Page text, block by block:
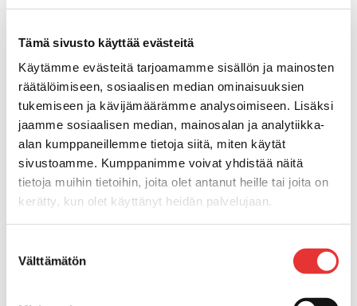
Tämä sivusto käyttää evästeitä
Käytämme evästeitä tarjoamamme sisällön ja mainosten
räätälöimiseen, sosiaalisen median ominaisuuksien
tukemiseen ja kävijämäärämme analysoimiseen. Lisäksi
jaamme sosiaalisen median, mainosalan ja analytiikka-
alan kumppaneillemme tietoja siitä, miten käytät
sivustoamme. Kumppanimme voivat yhdistää näitä
tietoja muihin tietoihin, joita olet antanut heille tai joita on
kerätty, kun olet käyttänyt heidän palvelujaan.
valinta
Välttämätön
Pidike "clips", muovia
Tuulilasin kiinnike
Reuna-, köli-, törmäyslistat ja kansikate
Törmäyslista
Kansikate
Reuna- ja ikkunalistat
Alumiinilistat
Kävelysillat ja Taavetit
Kiinnitysvarret
SUP-laudan telineet
Kuljetusrampit
Kuljetusramppien tarvikkeet